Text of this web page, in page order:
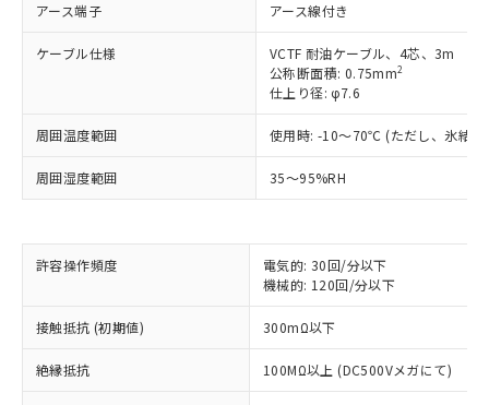
アース端子 アース線付き
ケーブル仕様
VCTF 耐油ケーブル、4芯、3m
公称断面積: 0.75mm2
仕上り径: φ7.6
周囲温度範囲 使用時: -10～70℃ (ただし、氷結し
周囲湿度範囲 35～95%RH
許容操作頻度
電気的: 30回/分以下
機械的: 120回/分以下
接触抵抗 (初期値) 300mΩ以下
絶縁抵抗 100MΩ以上 (DC500Vメガにて)
ご利用条件
※1 対応状況
対応済み：EU RoHS指令（10物質）の
非含有に対応した製品が提供可能な商品で
す。
対応予定：EU RoHS指令（10物質）の非含
有に対応した製品に切り替える予定のある